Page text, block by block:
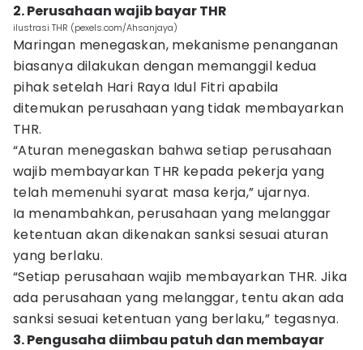
2. Perusahaan wajib bayar THR
ilustrasi THR (pexels.com/Ahsanjaya)
Maringan menegaskan, mekanisme penanganan
biasanya dilakukan dengan memanggil kedua
pihak setelah Hari Raya Idul Fitri apabila
ditemukan perusahaan yang tidak membayarkan
THR.
“Aturan menegaskan bahwa setiap perusahaan
wajib membayarkan THR kepada pekerja yang
telah memenuhi syarat masa kerja,” ujarnya.
Ia menambahkan, perusahaan yang melanggar
ketentuan akan dikenakan sanksi sesuai aturan
yang berlaku.
“Setiap perusahaan wajib membayarkan THR. Jika
ada perusahaan yang melanggar, tentu akan ada
sanksi sesuai ketentuan yang berlaku,” tegasnya.
3. Pengusaha diimbau patuh dan membayar